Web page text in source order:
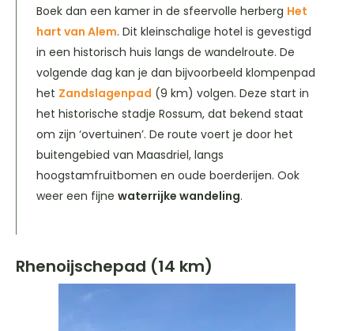
Boek dan een kamer in de sfeervolle herberg Het
hart van Alem. Dit kleinschalige hotel is gevestigd
in een historisch huis langs de wandelroute. De
volgende dag kan je dan bijvoorbeeld klompenpad
het Zandslagenpad (9 km) volgen. Deze start in
het historische stadje Rossum, dat bekend staat
om zijn ‘overtuinen’. De route voert je door het
buitengebied van Maasdriel, langs
hoogstamfruitbomen en oude boerderijen. Ook
weer een fijne waterrijke wandeling.
Rhenoijschepad (14 km)